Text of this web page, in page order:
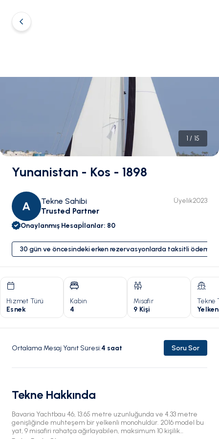
1 / 15
Yunanistan - Kos - 1898
A
Tekne Sahibi
Trusted Partner
Üyelik2023
Onaylanmış Hesapİlanlar: 80
30 gün ve öncesindeki erken rezervasyonlarda taksitli ödeme
Hizmet Türü
Esnek
Kabin
4
Misafir
9 Kişi
Tekne
Ortalama Mesaj Yanıt Süresi:4 saat Soru Sor
Tekne Hakkında
Bavaria Yachtbau 46, 13.65 metre uzunluğunda ve 4.33 metre
genişliğinde muhteşem bir yelkenli monohuldür. 2016 model bu
yat, 9 misafiri rahatça ağırlayabilen, maksimum 10 kişilik